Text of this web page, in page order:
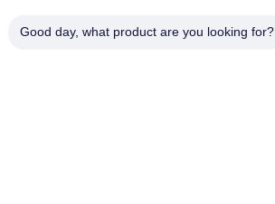
caoutchouc hermétique
Good day, what product are you looking for?